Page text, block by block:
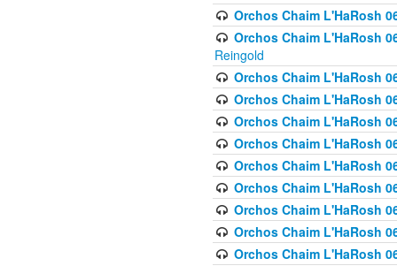
Orchos Chaim L'HaRosh
Orchos Chaim L'HaRosh
Reingold
Orchos Chaim L'HaRosh
Orchos Chaim L'HaRosh
Orchos Chaim L'HaRosh
Orchos Chaim L'HaRosh
Orchos Chaim L'HaRosh
Orchos Chaim L'HaRosh
Orchos Chaim L'HaRosh
Orchos Chaim L'HaRosh
Orchos Chaim L'HaRosh